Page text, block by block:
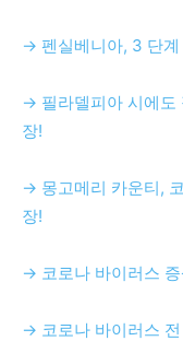
→ 펜실베니아, 3 단계
→ 필라델피아 시에도
장!
→ 몽고메리 카운티,
장!
→ 코로나 바이러스
→ 코로나 바이러스